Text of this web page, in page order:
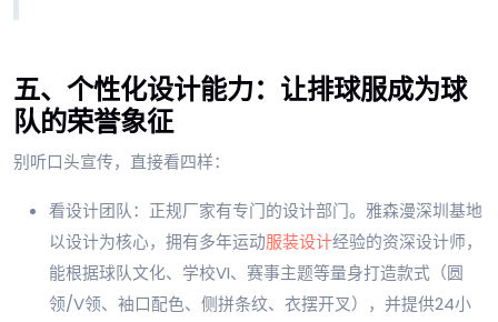
五、个性化设计能力：让排球服成为球
队的荣誉象征
别听口头宣传，直接看四样：
看设计团队：正规厂家有专门的设计部门。雅森漫深圳基地
以设计为核心，拥有多年运动服装设计经验的资深设计师，
能根据球队文化、学校VI、赛事主题等量身打造款式（圆
领/V领、袖口配色、侧拼条纹、衣摆开叉），并提供24小